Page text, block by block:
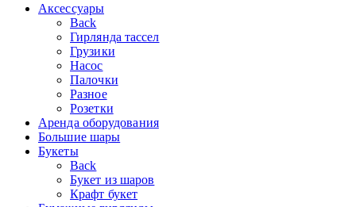
Аксессуары
Back
Гирлянда тассел
Грузики
Насос
Палочки
Разное
Розетки
Аренда оборудования
Большие шары
Букеты
Back
Букет из шаров
Крафт букет